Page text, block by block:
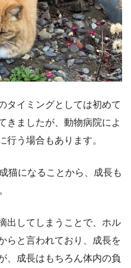
タイミングとしては初めて
きましたが、動物病院によ
行う場合もあります。
猫になることから、成長も
出してしまうことで、ホル
らと言われており、成長を
、成長はもちろん体内の負